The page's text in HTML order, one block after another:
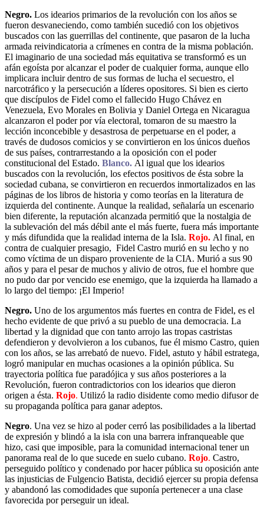
Negro. Los idearios primarios de la revolución con los años se
fueron desvaneciendo, como también sucedió con los objetivos
buscados con las guerrillas del continente, que pasaron de la lucha
armada reivindicatoria a crímenes en contra de la misma población.
El imaginario de una sociedad más equitativa se transformó es un
afán egoísta por alcanzar el poder de cualquier forma, aunque ello
implicara incluir dentro de sus formas de lucha el secuestro, el
narcotráfico y la persecución a líderes opositores. Si bien es cierto
que discípulos de Fidel como el fallecido Hugo Chávez en
Venezuela, Evo Morales en Bolivia y Daniel Ortega en Nicaragua
alcanzaron el poder por vía electoral, tomaron de su maestro la
lección inconcebible y desastrosa de perpetuarse en el poder, a
través de dudosos comicios y se convirtieron en los únicos dueños
de sus países, contrarrestando a la oposición con el poder
constitucional del Estado. Blanco. Al igual que los idearios
buscados con la revolución, los efectos positivos de ésta sobre la
sociedad cubana, se convirtieron en recuerdos inmortalizados en las
páginas de los libros de historia y como teorías en la literatura de
izquierda del continente. Aunque la realidad, señalaría un escenario
bien diferente, la reputación alcanzada permitió que la nostalgia de
la sublevación del más débil ante el más fuerte, fuera más importante
y más difundida que la realidad interna de la Isla. Rojo. Al final, en
contra de cualquier presagio, Fidel Castro murió en su lecho y no
como víctima de un disparo proveniente de la CIA. Murió a sus 90
años y para el pesar de muchos y alivio de otros, fue el hombre que
no pudo dar por vencido ese enemigo, que la izquierda ha llamado a
lo largo del tiempo: ¡El Imperio!
Negro. Uno de los argumentos más fuertes en contra de Fidel, es el
hecho evidente de que privó a su pueblo de una democracia. La
libertad y la dignidad que con tanto arrojo las tropas castristas
defendieron y devolvieron a los cubanos, fue él mismo Castro, quien
con los años, se las arrebató de nuevo. Fidel, astuto y hábil estratega,
logró manipular en muchas ocasiones a la opinión pública. Su
trayectoria política fue paradójica y sus años posteriores a la
Revolución, fueron contradictorios con los idearios que dieron
origen a ésta. Rojo. Utilizó la radio disidente como medio difusor de
su propaganda política para ganar adeptos.
Negro. Una vez se hizo al poder cerró las posibilidades a la libertad
de expresión y blindó a la isla con una barrera infranqueable que
hizo, casi que imposible, para la comunidad internacional tener un
panorama real de lo que sucede en suelo cubano. Rojo. Castro,
perseguido político y condenado por hacer pública su oposición ante
las injusticias de Fulgencio Batista, decidió ejercer su propia defensa
y abandonó las comodidades que suponía pertenecer a una clase
favorecida por perseguir un ideal.